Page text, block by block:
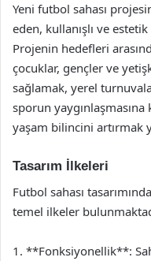
Yeni futbol sahası
eden, kullanışlı ve
Projenin hedefleri
çocuklar, gençler ve
sağlamak, yerel
sporun yaygınlaşmasına
yaşam bilincini artırmak
Tasarım İlkeleri
Futbol sahası
temel ilkeler
1. **Fonksiyonellik**: